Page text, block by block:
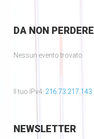
DANON PERDERE
Nessun evento trovato
Il tuo IPv4: 216.73.217.143
NEWSLETTER